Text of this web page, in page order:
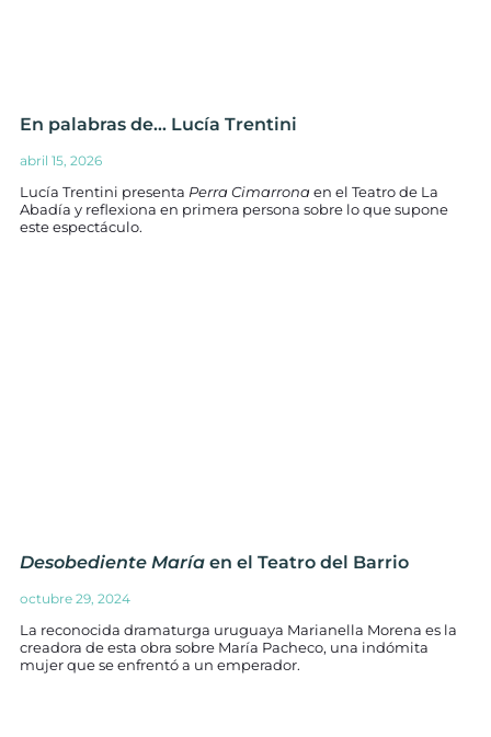
En palabras de… Lucía Trentini
abril 15, 2026
Lucía Trentini presenta Perra Cimarronaen el Teatro de La
Abadía y reflexiona en primera persona sobre lo que supone
este espectáculo.
Desobediente María en el Teatro del Barrio
octubre 29, 2024
La reconocida dramaturga uruguaya Marianella Morena es la
creadora de esta obra sobre María Pacheco, una indómita
mujer que se enfrentó a un emperador.